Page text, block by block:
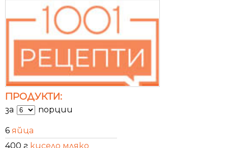
ПРОДУКТИ:
за порции
6 яйца
400 г кисело мляко